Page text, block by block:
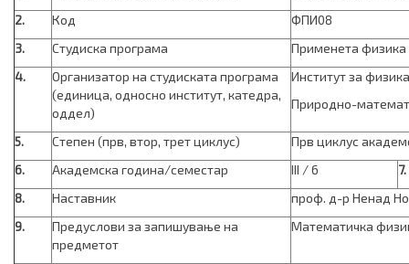
2.
Код
ФПИ08
3.
Студиска програма
Применета физика
4.
Организатор на студиската програма
(единица, односно институт, катедра,
оддел)
Институт за
Природно-
5. Степен (прв, втор, трет циклус)
Прв циклус
6.
Академска година/семестар III / 6 7.
8.
Наставник
проф. д-р Ненад
9.
Предуслови за запишување на
предметот
Математичка